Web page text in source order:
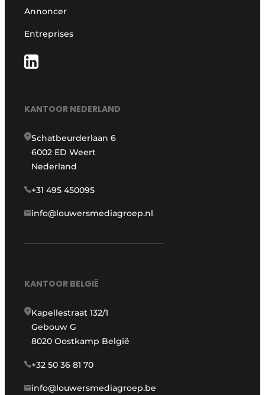
Annoncer
Entreprises
KANTOOR NEDERLAND
Schatbeurderlaan 6
6002 ED Weert
Nederland
+31 495 450095
info@louwersmediagroep.nl
KANTOOR BELGIË
Kapellestraat 132/1
Gebouw G
8020 Oostkamp België
+32 50 36 81 70
info@louwersmediagroep.be